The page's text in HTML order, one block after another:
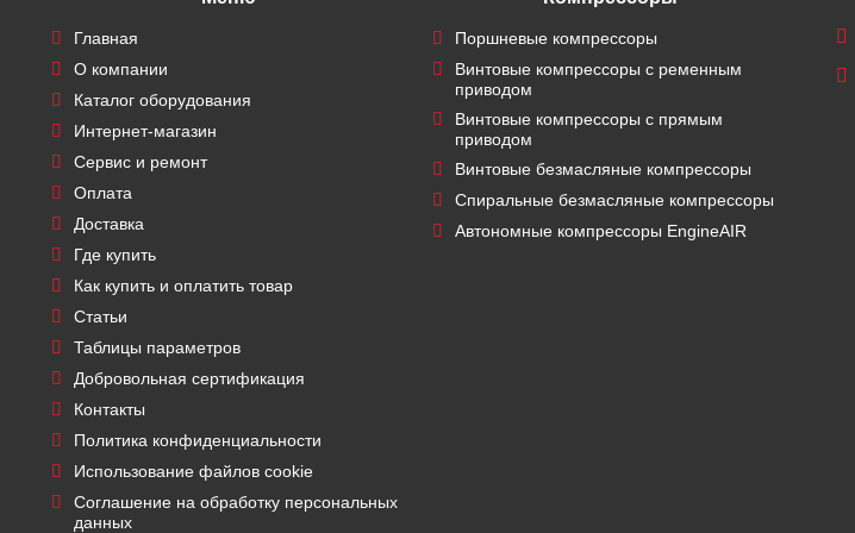
Главная
О компании
Каталог оборудования
Интернет-магазин
Сервис и ремонт
Оплата
Доставка
Где купить
Как купить и оплатить товар
Статьи
Таблицы параметров
Добровольная сертификация
Контакты
Политика конфиденциальности
Использование файлов cookie
Соглашение на обработку персональных
данных
Поршневые компрессоры
Винтовые компрессоры с ременным
приводом
Винтовые компрессоры с прямым
приводом
Винтовые безмасляные компрессоры
Спиральные безмасляные компрессоры
Автономные компрессоры EngineAIR